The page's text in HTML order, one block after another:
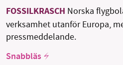
Sök
FOSSILKRASCH Norska
verksamhet utanför Europa,
pressmeddelande.
Snabbläs